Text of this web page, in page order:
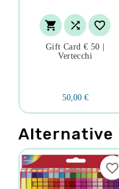
  
Gift Card € 50 |
Vertecchi
50,00 €
Alternative
favorite_border